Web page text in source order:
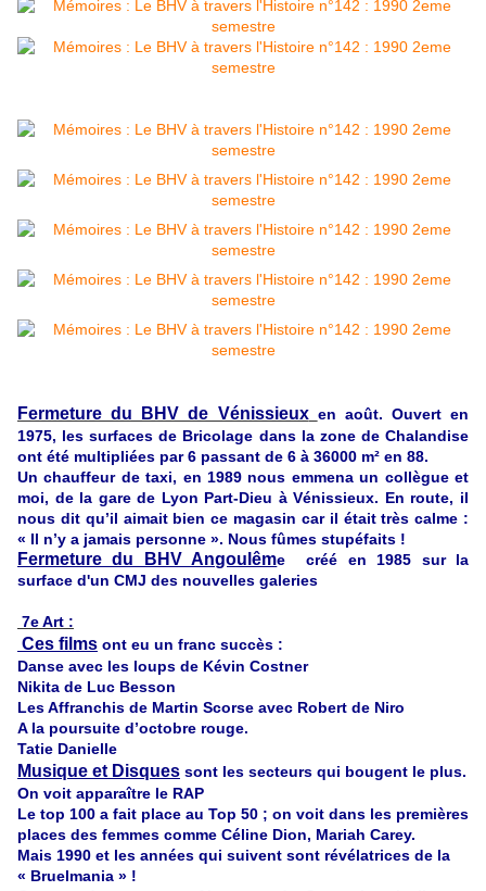
Fermeture du BHV de Vénissieux en août. Ouvert en
1975, les surfaces de Bricolage dans la zone de Chalandise
ont été multipliées par 6 passant de 6 à 36000 m² en 88.
Un chauffeur de taxi, en 1989 nous emmena un collègue et
moi, de la gare de Lyon Part-Dieu à Vénissieux. En route, il
nous dit qu’il aimait bien ce magasin car il était très calme :
« Il n’y a jamais personne ». Nous fûmes stupéfaits !
Fermeture du BHV Angoulême créé en 1985 sur la
surface d'un CMJ des nouvelles galeries
7e Art :
Ces films ont eu un franc succès :
Danse avec les loups de Kévin Costner
Nikita de Luc Besson
Les Affranchis de Martin Scorse avec Robert de Niro
A la poursuite d’octobre rouge.
Tatie Danielle
Musique et Disques sont les secteurs qui bougent le plus.
On voit apparaître le RAP
Le top 100 a fait place au Top 50 ; on voit dans les premières
places des femmes comme Céline Dion, Mariah Carey.
Mais 1990 et les années qui suivent sont révélatrices de la
« Bruelmania » !